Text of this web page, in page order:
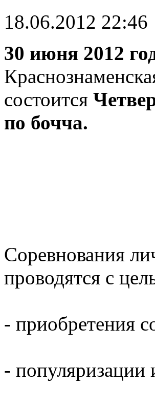
18.06.2012 22:46
30 июня 2012
состоится
по бочча.
Соревнования
проводятся с
- приобретения
- популяризации